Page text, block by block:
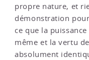
propre nature, et
démonstration
ce que la
même et la vertu
absolument